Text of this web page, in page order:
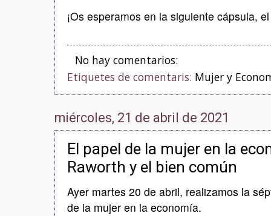
¡Os esperamos en la siguiente cápsula,
No hay comentarios:
Etiquetes de comentaris: Mujer y
miércoles, 21 de abril de 2021
El papel de la mujer en la
Raworth y el bien común
Ayer martes 20 de abril, realizamos la
de la mujer en la economía.